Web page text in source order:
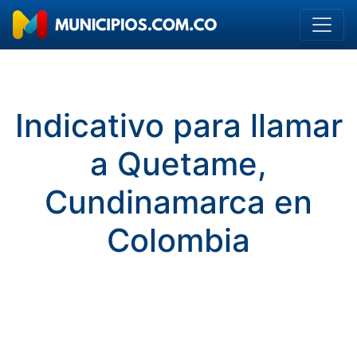
Indicativo para llamar
a Quetame,
Cundinamarca en
Colombia